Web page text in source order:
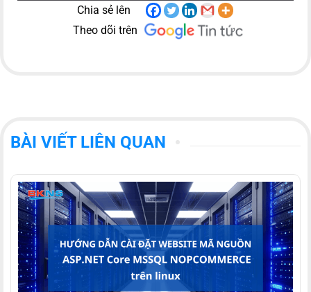
Chia sẻ lên
Theo dõi trên
BÀI VIẾT LIÊN QUAN